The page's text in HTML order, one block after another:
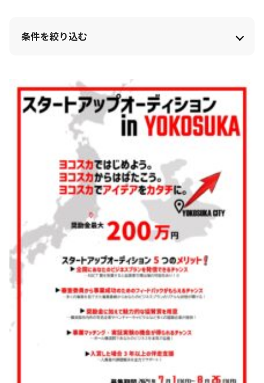
空き不動産の活用
地域活性化
離職率の抑制
ガバナンス コンプライアンス経営の推進
条件を絞り込む